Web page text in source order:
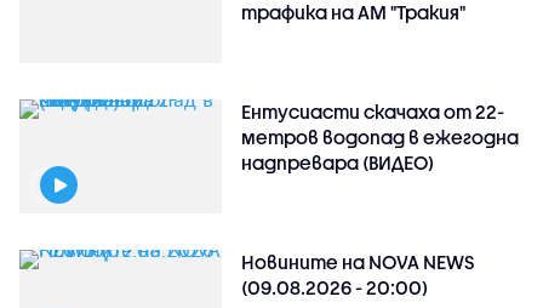
трафика на АМ "Тракия"
Ентусиасти скачаха от 22-
метров водопад в ежегодна
надпревара (ВИДЕО)
Новините на NOVA NEWS
(09.08.2026 - 20:00)